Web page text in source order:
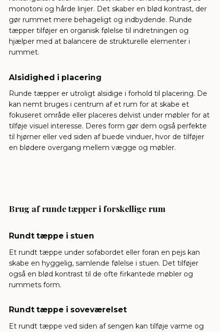
monotoni og hårde linjer. Det skaber en blød kontrast, der
gør rummet mere behageligt og indbydende. Runde
tæpper tilføjer en organisk følelse til indretningen og
hjælper med at balancere de strukturelle elementer i
rummet.
Alsidighed i placering
Runde tæpper er utroligt alsidige i forhold til placering. De
kan nemt bruges i centrum af et rum for at skabe et
fokuseret område eller placeres delvist under møbler for at
tilføje visuel interesse. Deres form gør dem også perfekte
til hjørner eller ved siden af buede vinduer, hvor de tilføjer
en blødere overgang mellem vægge og møbler.
Brug af runde tæpper i forskellige rum
Rundt tæppe i stuen
Et rundt tæppe under sofabordet eller foran en pejs kan
skabe en hyggelig, samlende følelse i stuen. Det tilføjer
også en blød kontrast til de ofte firkantede møbler og
rummets form.
Rundt tæppe i soveværelset
Et rundt tæppe ved siden af sengen kan tilføje varme og